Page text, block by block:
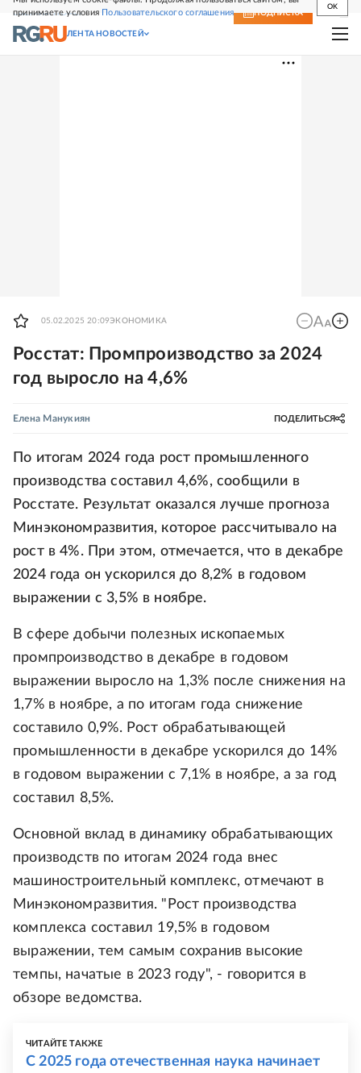
принимаете условия Пользовательского соглашения
OK
СВЕЖИЙ НОМЕР ПОДПИСКА
ЛЕНТА НОВОСТЕЙ
05.02.2025 20:09ЭКОНОМИКА
Росстат: Промпроизводство за 2024
год выросло на 4,6%
Елена Манукиян ПОДЕЛИТЬСЯ
По итогам 2024 года рост промышленного
производства составил 4,6%, сообщили в
Росстате. Результат оказался лучше прогноза
Минэкономразвития, которое рассчитывало на
рост в 4%. При этом, отмечается, что в декабре
2024 года он ускорился до 8,2% в годовом
выражении с 3,5% в ноябре.
В сфере добычи полезных ископаемых
промпроизводство в декабре в годовом
выражении выросло на 1,3% после снижения на
1,7% в ноябре, а по итогам года снижение
составило 0,9%. Рост обрабатывающей
промышленности в декабре ускорился до 14%
в годовом выражении с 7,1% в ноябре, а за год
составил 8,5%.
Основной вклад в динамику обрабатывающих
производств по итогам 2024 года внес
машиностроительный комплекс, отмечают в
Минэкономразвития. "Рост производства
комплекса составил 19,5% в годовом
выражении, тем самым сохранив высокие
темпы, начатые в 2023 году", - говорится в
обзоре ведомства.
ЧИТАЙТЕ ТАКЖЕ
С 2025 года отечественная наука начинает